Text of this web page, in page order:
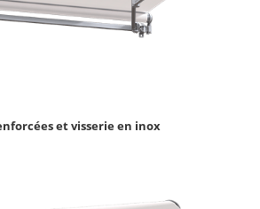
et visserie en inox